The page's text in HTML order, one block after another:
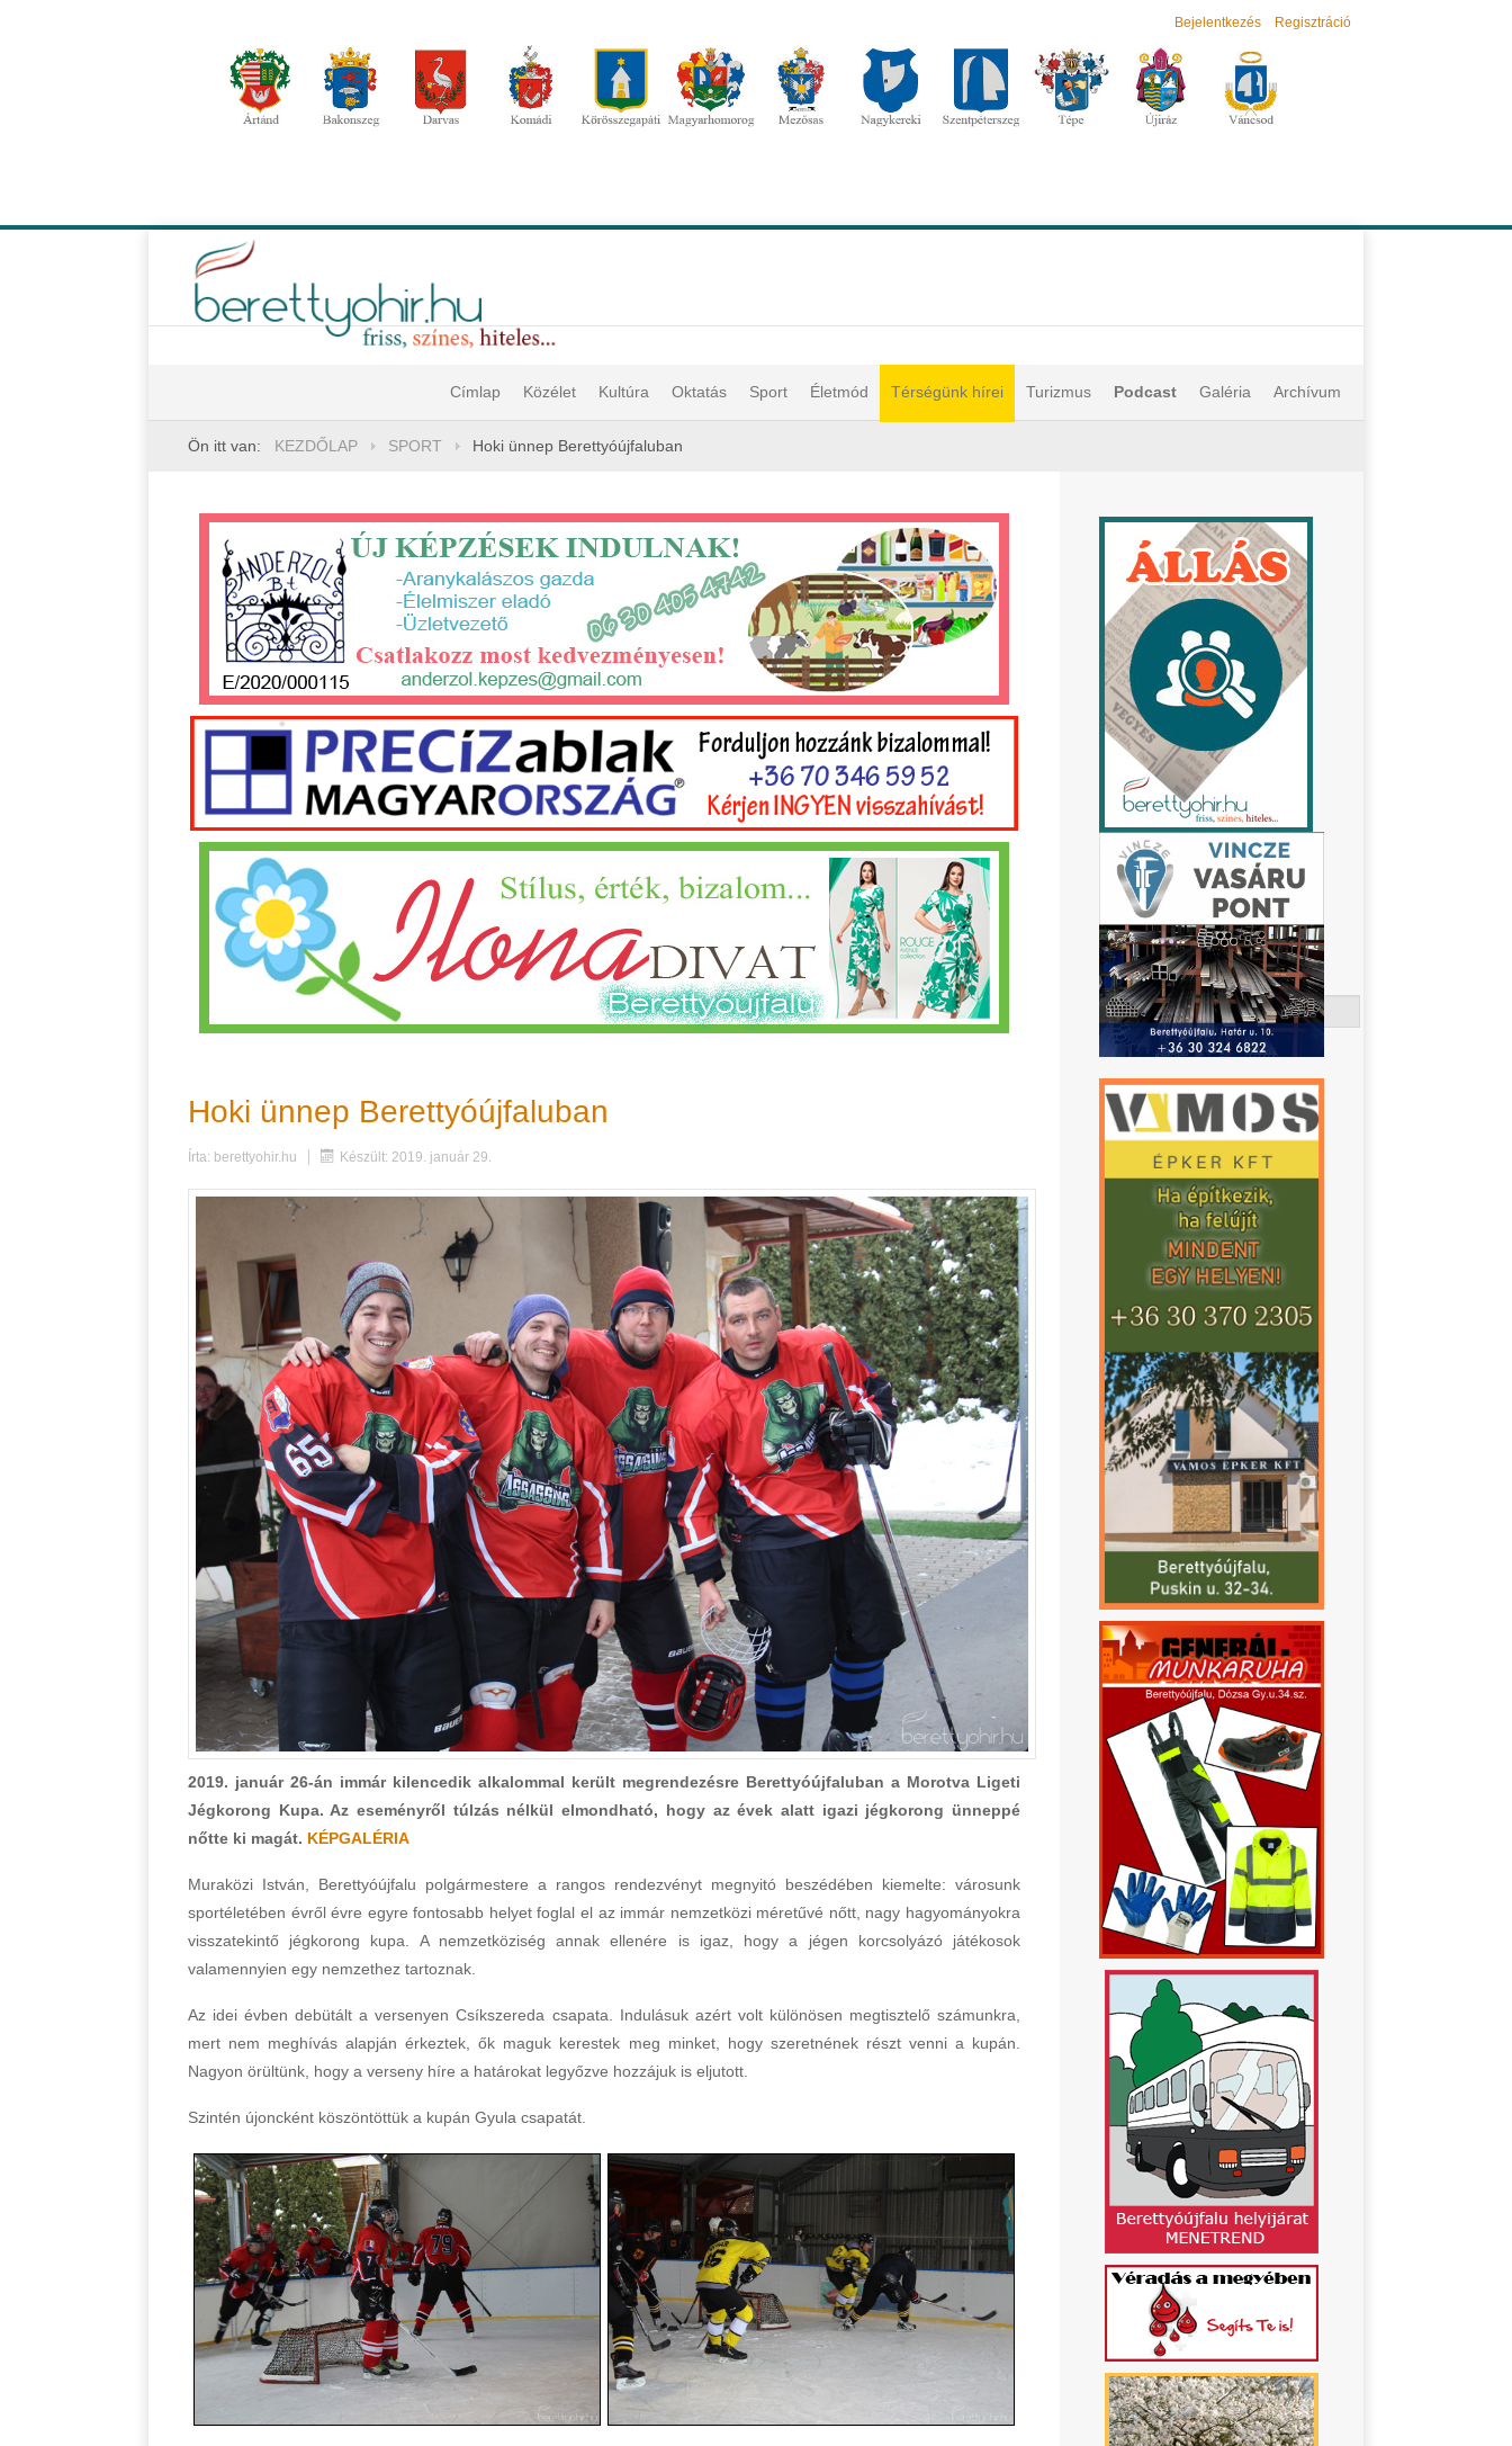
Bejelentkezés Regisztráció
Címlap Közélet Kultúra Oktatás Sport Életmód Térségünk hírei Turizmus Podcast Galéria Archívum
Ön itt van: KEZDŐLAP SPORT Hoki ünnep Berettyóújfaluban
Keresés
Hoki ünnep Berettyóújfaluban
Írta: berettyohir.hu Készült: 2019. január 29.
2019. január 26-án immár kilencedik alkalommal került megrendezésre Berettyóújfaluban a Morotva Ligeti
Jégkorong Kupa. Az eseményről túlzás nélkül elmondható, hogy az évek alatt igazi jégkorong ünneppé
nőtte ki magát. KÉPGALÉRIA
Muraközi István, Berettyóújfalu polgármestere a rangos rendezvényt megnyitó beszédében kiemelte: városunk
sportéletében évről évre egyre fontosabb helyet foglal el az immár nemzetközi méretűvé nőtt, nagy hagyományokra
visszatekintő jégkorong kupa. A nemzetköziség annak ellenére is igaz, hogy a jégen korcsolyázó játékosok
valamennyien egy nemzethez tartoznak.
Az idei évben debütált a versenyen Csíkszereda csapata. Indulásuk azért volt különösen megtisztelő számunkra,
mert nem meghívás alapján érkeztek, ők maguk kerestek meg minket, hogy szeretnének részt venni a kupán.
Nagyon örültünk, hogy a verseny híre a határokat legyőzve hozzájuk is eljutott.
Szintén újoncként köszöntöttük a kupán Gyula csapatát.